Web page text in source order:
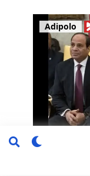
Adipolo